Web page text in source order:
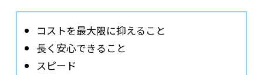
コストを最大限に抑えること
長く安心できること
スピード